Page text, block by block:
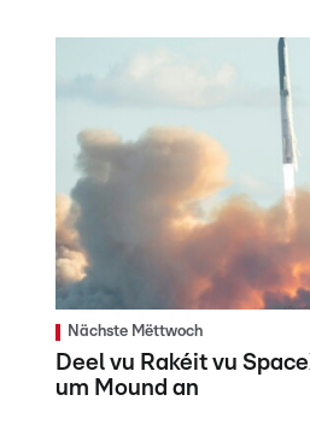
Nächste Mëttwoch
Deel vu Rakéit vu
um Mound an